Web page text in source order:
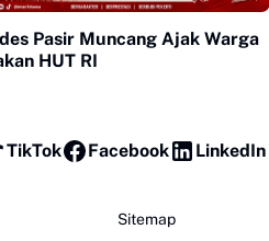
Pasir Muncang Ajak Warga
HUT RI
TikTok Facebook LinkedIn
Sitemap